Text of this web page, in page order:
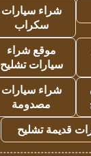
شراء سيارات
سكراب
موقع شراء
سيارات تشليح
شراء سيارات
مصدومة
قديمة تشليح